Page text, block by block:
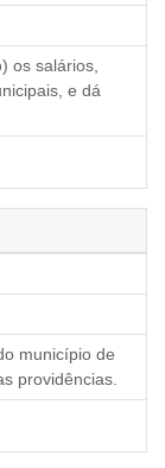
os salários,
e dá
município de
providências.